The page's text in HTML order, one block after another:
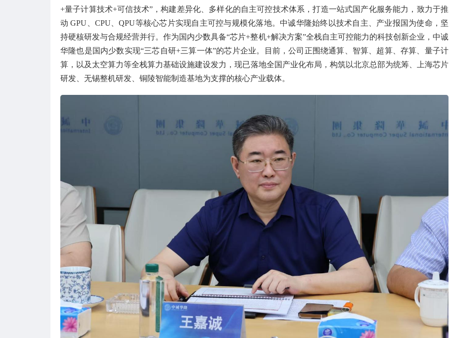
+量子计算技术+可信技术”，构建差异化、多样化的自主可控技术体系，打造一站式国产化服务能力，致力于推
动 GPU、CPU、QPU等核心芯片实现自主可控与规模化落地。中诚华隆始终以技术自主、产业报国为使命，坚
持硬核研发与合规经营并行。作为国内少数具备“芯片+整机+解决方案”全栈自主可控能力的科技创新企业，中诚
华隆也是国内少数实现“三芯自研+三算一体”的芯片企业。目前，公司正围绕通算、智算、超算、存算、量子计
算，以及太空算力等全栈算力基础设施建设发力，现已落地全国产业化布局，构筑以北京总部为统筹、上海芯片
研发、无锡整机研发、铜陵智能制造基地为支撑的核心产业载体。